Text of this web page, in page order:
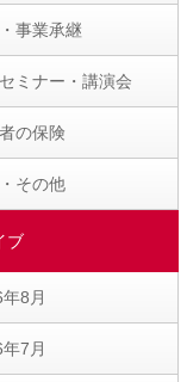
事業承継
ミナー・講演会
の保険
その他
ブ
8月
7月